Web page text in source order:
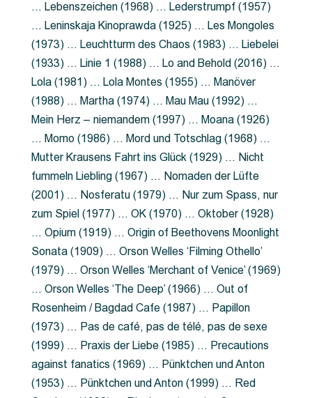
… Lebenszeichen (1968) … Lederstrumpf (1957)
… Leninskaja Kinoprawda (1925) … Les Mongoles
(1973) … Leuchtturm des Chaos (1983) … Liebelei
(1933) … Linie 1 (1988) … Lo and Behold (2016) …
Lola (1981) … Lola Montes (1955) … Manöver
(1988) … Martha (1974) … Mau Mau (1992) …
Mein Herz – niemandem (1997) … Moana (1926)
… Momo (1986) … Mord und Totschlag (1968) …
Mutter Krausens Fahrt ins Glück (1929) … Nicht
fummeln Liebling (1967) … Nomaden der Lüfte
(2001) … Nosferatu (1979) … Nur zum Spass, nur
zum Spiel (1977) … OK (1970) … Oktober (1928)
… Opium (1919) … Origin of Beethovens Moonlight
Sonata (1909) … Orson Welles ‘Filming Othello’
(1979) … Orson Welles ‘Merchant of Venice’ (1969)
… Orson Welles ‘The Deep’ (1966) … Out of
Rosenheim / Bagdad Cafe (1987) … Papillon
(1973) … Pas de café, pas de télé, pas de sexe
(1999) … Praxis der Liebe (1985) … Precautions
against fanatics (1969) … Pünktchen und Anton
(1953) … Pünktchen und Anton (1999) … Red